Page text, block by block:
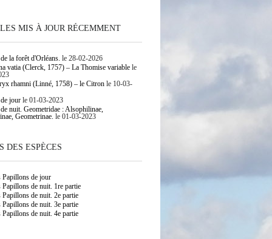
MIS À JOUR RÉCEMMENT
la forêt d'Orléans. le 28-02-2026
vatia (Clerck, 1757) – La Thomise variablele
rhamni (Linné, 1758) – le Citronle 10-03-
jourle 01-03-2023
nuit. Geometridae : Alsophilinae,
Geometrinae. le 01-03-2023
DES ESPÈCES
Papillons de jour
Papillons de nuit. 1re partie
Papillons de nuit. 2e partie
Papillons de nuit. 3e partie
Papillons de nuit. 4e partie